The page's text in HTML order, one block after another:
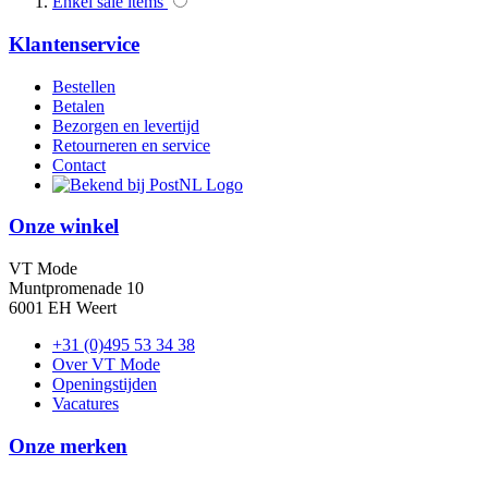
Klantenservice
Bestellen
Betalen
Bezorgen en levertijd
Retourneren en service
Contact
Onze winkel
VT Mode
Muntpromenade 10
6001 EH Weert
+31 (0)495 53 34 38
Over VT Mode
Openingstijden
Vacatures
Onze merken